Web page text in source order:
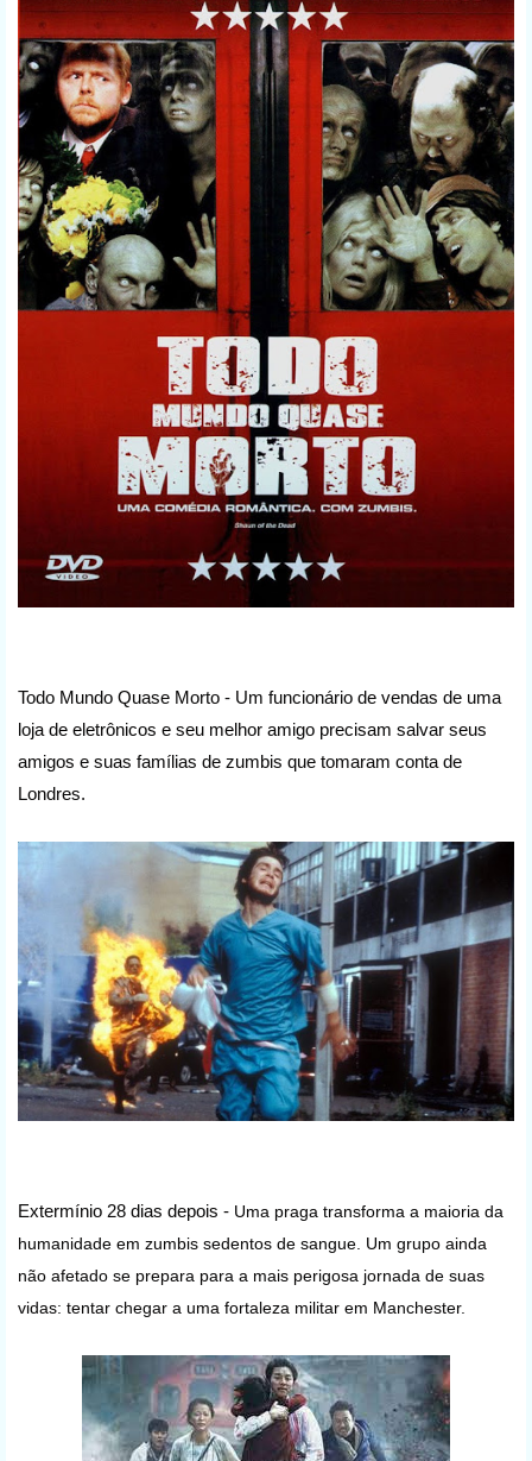
Todo Mundo Quase Morto - Um funcionário de vendas de uma
loja de eletrônicos e seu melhor amigo precisam salvar seus
amigos e suas famílias de zumbis que tomaram conta de
Londres.
Extermínio 28 dias depois - Uma praga transforma a maioria da
humanidade em zumbis sedentos de sangue. Um grupo ainda
não afetado se prepara para a mais perigosa jornada de suas
vidas: tentar chegar a uma fortaleza militar em Manchester.